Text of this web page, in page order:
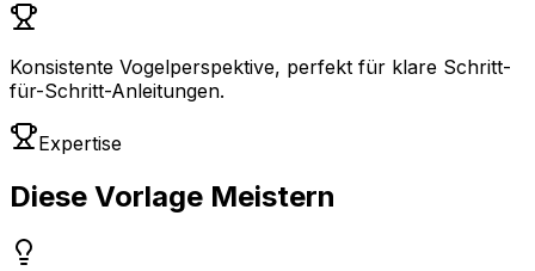
Konsistente Vogelperspektive, perfekt für klare Schritt-
für-Schritt-Anleitungen.
Expertise
Diese Vorlage Meistern